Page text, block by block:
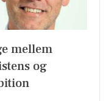
mellem
og